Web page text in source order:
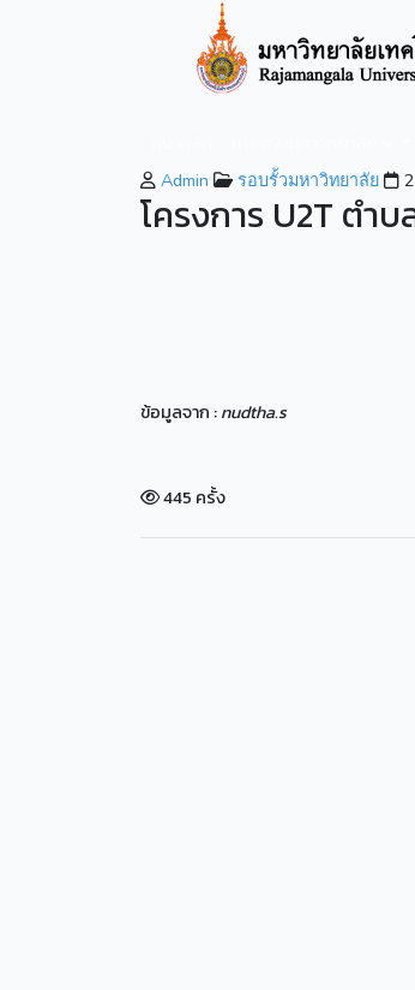
Admin รอบรั้วมหาวิทยาลัย
โครงการ U2T ตำ
ข้อมูลจาก :nudtha.s
445 ครั้ง